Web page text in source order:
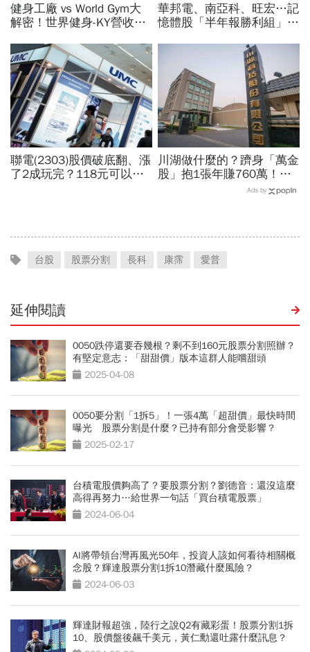
健身工廠 vs World Gym大
解密！世界健身-KY營收大
課、會籍…誰才是真正賺錢
金雞母？
華邦電、南亞科、旺宏…記
憶體股「半年報勝利組」是
檔2天砍6.2萬張為什麼
聯電(2303)股價破底翻、漲
了2成玩完？118元可以
川湖做什麼的？躋身「萬金
股」抱1張年賺760萬！傳
產鐵工廠如何翻身「只有兩
Ads by
台股 股票分割 長科 康霈 愛普
延伸閱讀
0050跌停還要吞幾根？剩不到160元股票分割照辦？
有堅定意志：「甜甜價」版本這群人能嚐甜頭
2025-04-08
0050要分割「1拆5」！一張4萬「超甜價」最快時間
曝光 股票分割是什麼？已持有部分會受影響？
2025-02-17
台積電股價夠高了？要股票分割？劉德音：還沒這麼
高得再努力…給世界一句話「買台積電股票」
2024-06-04
AI將帶領台灣再風光50年，投資人該如何看待相關概
念股？輝達股票分割1拆10潛藏什麼風險？
2024-06-03
輝達財報超強，陸行之說Q2有藏彩蛋！股票分割1拆
10、股價盤後飆千美元，黃仁勳還吐露什麼訊息？